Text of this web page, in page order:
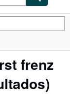
frenz